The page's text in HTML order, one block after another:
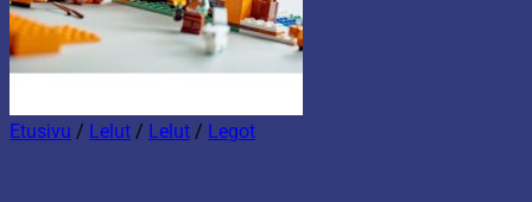
Etusivu / Lelut / Lelut / Legot